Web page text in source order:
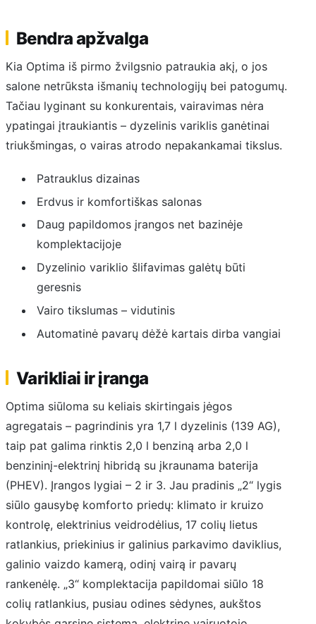
Bendra apžvalga
Kia Optima iš pirmo žvilgsnio patraukia akį, o jos
salone netrūksta išmanių technologijų bei patogumų.
Tačiau lyginant su konkurentais, vairavimas nėra
ypatingai įtraukiantis – dyzelinis variklis ganėtinai
triukšmingas, o vairas atrodo nepakankamai tikslus.
Patrauklus dizainas
Erdvus ir komfortiškas salonas
Daug papildomos įrangos net bazinėje
komplektacijoje
Dyzelinio variklio šlifavimas galėtų būti
geresnis
Vairo tikslumas – vidutinis
Automatinė pavarų dėžė kartais dirba vangiai
Varikliai ir įranga
Optima siūloma su keliais skirtingais jėgos
agregatais – pagrindinis yra 1,7 l dyzelinis (139 AG),
taip pat galima rinktis 2,0 l benziną arba 2,0 l
benzininį-elektrinį hibridą su įkraunama baterija
(PHEV). Įrangos lygiai – 2 ir 3. Jau pradinis „2“ lygis
siūlo gausybę komforto priedų: klimato ir kruizo
kontrolę, elektrinius veidrodėlius, 17 colių lietus
ratlankius, priekinius ir galinius parkavimo daviklius,
galinio vaizdo kamerą, odinį vairą ir pavarų
rankenėlę. „3“ komplektacija papildomai siūlo 18
colių ratlankius, pusiau odines sėdynes, aukštos